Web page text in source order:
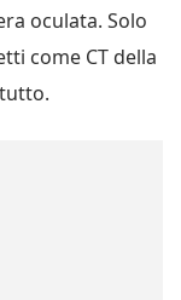
oculata. Solo
come CT della